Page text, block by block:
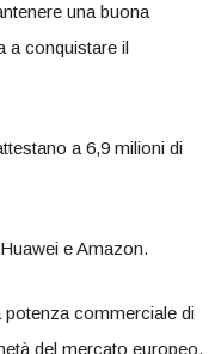
una buona
a conquistare il
a 6,9 milioni di
e Amazon.
commerciale di
del mercato europeo.